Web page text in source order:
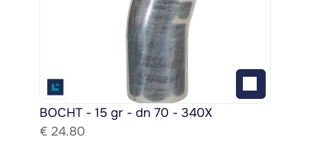
BOCHT - 15 gr - dn 70 - 340X
€ 24.80